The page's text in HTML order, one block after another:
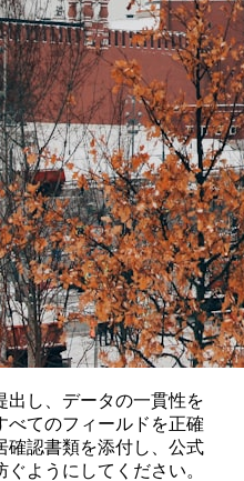
出し、データの一貫性を
べてのフィールドを正確
確認書類を添付し、公式
ようにしてください。